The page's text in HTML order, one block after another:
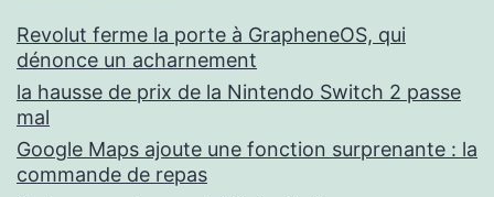
Revolut ferme la porte à GrapheneOS, qui
dénonce un acharnement
la hausse de prix de la Nintendo Switch 2 passe
mal
Google Maps ajoute une fonction surprenante : la
commande de repas